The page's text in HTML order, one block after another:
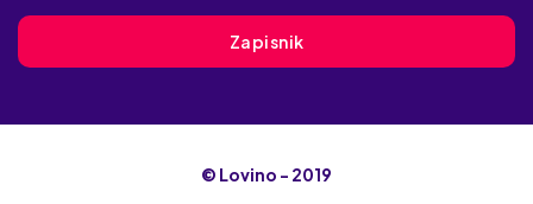
Zapisnik
© Lovino - 2019